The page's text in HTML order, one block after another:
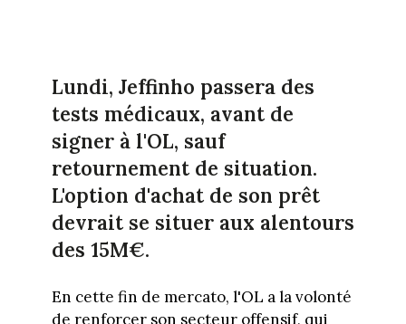
Lundi, Jeffinho passera des
tests médicaux, avant de
signer à l'OL, sauf
retournement de situation.
L'option d'achat de son prêt
devrait se situer aux alentours
des 15M€.
En cette fin de mercato, l'OL a la volonté
de renforcer son secteur offensif, qui